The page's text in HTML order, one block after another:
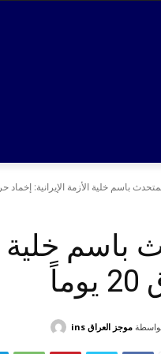
باسم خلية الأزمة الإيرانية: إخماد
باسم خلية
موجز العراق ins